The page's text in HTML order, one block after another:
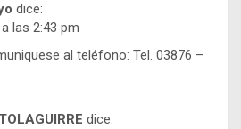
dice:
las 2:43 pm
al teléfono: Tel. 03876 –
dice: